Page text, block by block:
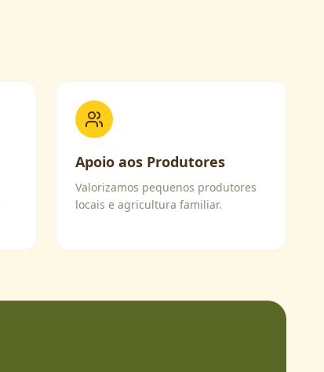
Apoio aos Produtores
Valorizamos pequenos produtores
locais e agricultura familiar.